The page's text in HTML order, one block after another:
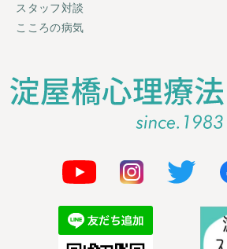
スタッフ対談
こころの病気